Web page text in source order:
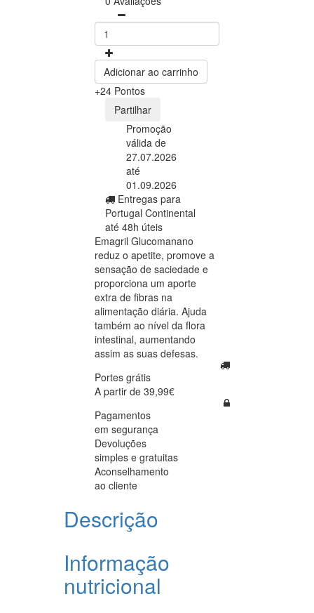
Adicionar ao carrinho
+24 Pontos
Partilhar
Promoção
válida de
27.07.2026
até
01.09.2026
Entregas para
Portugal Continental
até 48h úteis
Emagril Glucomanano
reduz o apetite, promove a
sensação de saciedade e
proporciona um aporte
extra de fibras na
alimentação diária. Ajuda
também ao nível da flora
intestinal, aumentando
assim as suas defesas.
Portes grátis
A partir de 39,99€
Pagamentos
em segurança
Devoluções
simples e gratuitas
Aconselhamento
ao cliente
Descrição
Informação
nutricional